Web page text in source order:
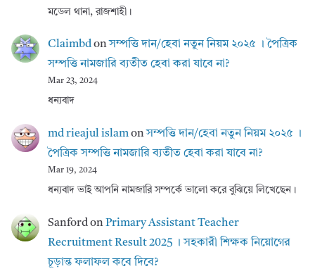
মডেল থানা, রাজশাহী।
Claimbdonসম্পত্তি দান/হেবা নতুন নিয়ম ২০২৫ । পৈত্রিক
সম্পত্তি নামজারি ব্যতীত হেবা করা যাবে না?
Mar 23, 2024
ধন্যবাদ
md rieajul islamonসম্পত্তি দান/হেবা নতুন নিয়ম ২০২৫ ।
পৈত্রিক সম্পত্তি নামজারি ব্যতীত হেবা করা যাবে না?
Mar 19, 2024
ধন্যবাদ ভাই আপনি নামজারি সম্পর্কে ভালো করে বুঝিয়ে লিখেছেন।
SanfordonPrimary Assistant Teacher
Recruitment Result 2025 । সহকারী শিক্ষক নিয়োগের
চূড়ান্ত ফলাফল কবে দিবে?